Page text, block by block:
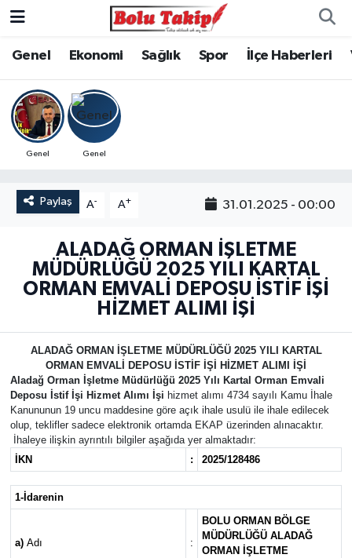
Genel Ekonomi Sağlık Spor İlçe Haberleri
Genel Genel
Paylaş A- A+ 31.01.2025 - 00:00
ALADAĞ ORMAN İŞLETME
MÜDÜRLÜĞÜ 2025 YILI KARTAL
ORMAN EMVALİ DEPOSU İSTİF İŞİ
HİZMET ALIMI İŞİ
ALADAĞ ORMAN İŞLETME MÜDÜRLÜĞÜ 2025 YILI KARTAL
ORMAN EMVALİ DEPOSU İSTİF İŞİ HİZMET ALIMI İŞİ
Aladağ Orman İşletme Müdürlüğü 2025 Yılı Kartal Orman Emvali
Deposu İstif İşi Hizmet Alımı İşi hizmet alımı 4734 sayılı Kamu İhale
Kanununun 19 uncu maddesine göre açık ihale usulü ile ihale edilecek
olup, teklifler sadece elektronik ortamda EKAP üzerinden alınacaktır.
İhaleye ilişkin ayrıntılı bilgiler aşağıda yer almaktadır:
İKN
: 2025/128486
1-İdarenin
a)Adı :
BOLU ORMAN BÖLGE
MÜDÜRLÜĞÜ ALADAĞ
ORMAN İŞLETME